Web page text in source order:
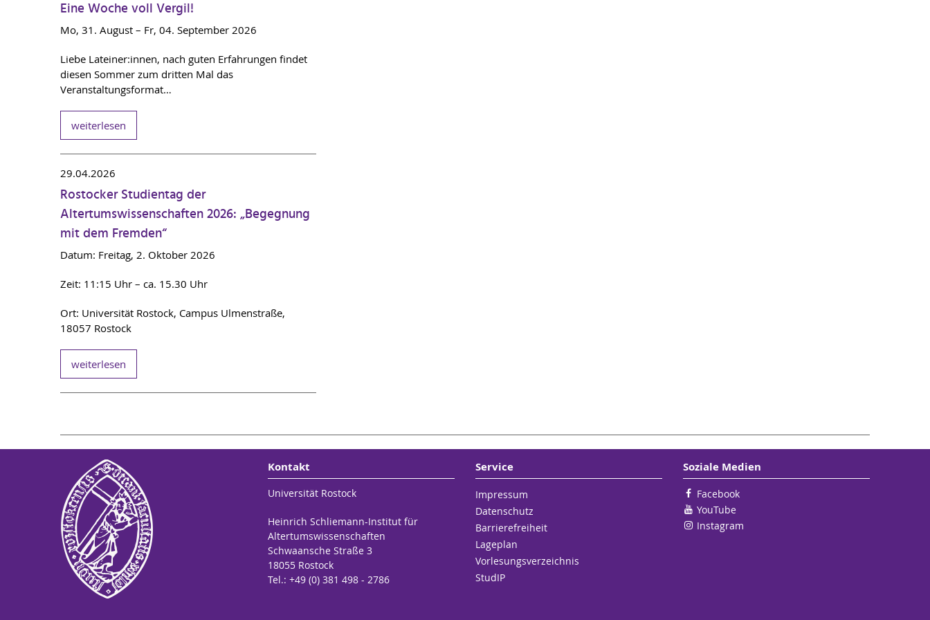
Eine Woche voll Vergil!
Mo, 31. August – Fr, 04. September 2026
Liebe Lateiner:innen, nach guten Erfahrungen findet
diesen Sommer zum dritten Mal das
Veranstaltungsformat…
weiterlesen
29.04.2026
Rostocker Studientag der
Altertumswissenschaften 2026: „Begegnung
mit dem Fremden“
Datum: Freitag, 2. Oktober 2026
Zeit: 11:15 Uhr – ca. 15.30 Uhr
Ort: Universität Rostock, Campus Ulmenstraße,
18057 Rostock
weiterlesen
Kontakt
Universität Rostock
Heinrich Schliemann-Institut für
Altertumswissenschaften
Schwaansche Straße 3
18055 Rostock
Tel.: +49 (0) 381 498 - 2786
Service
Impressum
Datenschutz
Barrierefreiheit
Lageplan
Vorlesungsverzeichnis
StudIP
Soziale Medien
Facebook
YouTube
Instagram